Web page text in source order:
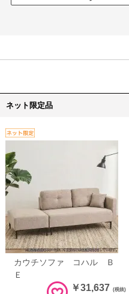
ネット限定品
カウチソファ コハル Ｂ
Ｅ
￥31,637 (税抜)